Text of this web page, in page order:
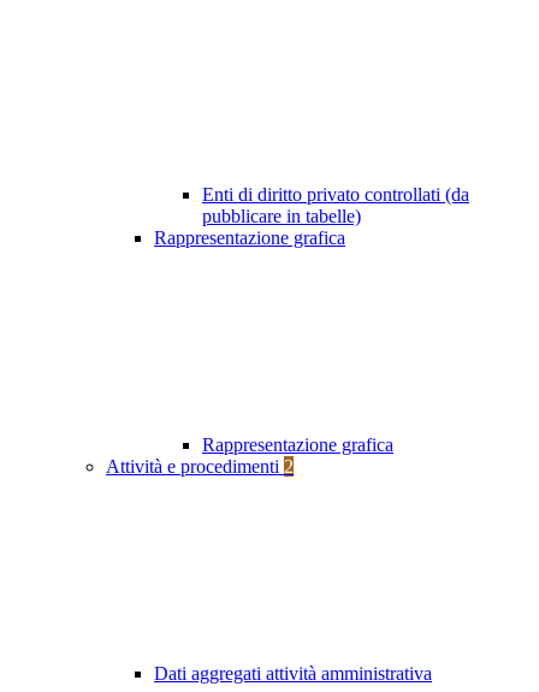
Enti di diritto privato controllati (da
pubblicare in tabelle)
Rappresentazione grafica
Rappresentazione grafica
Attività e procedimenti 2
Dati aggregati attività amministrativa